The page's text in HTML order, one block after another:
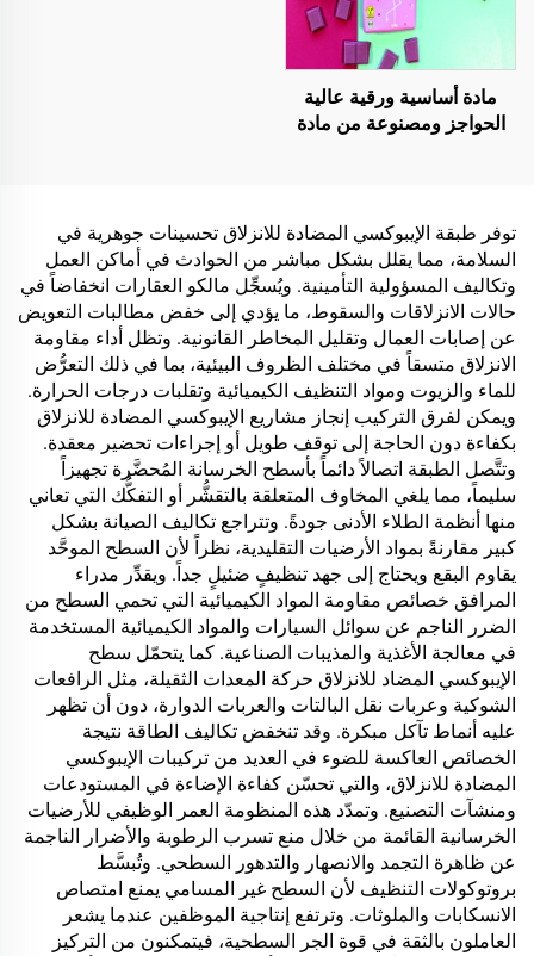
مادة أساسية ورقية عالية
الحواجز ومصنوعة من مادة
والمعجنات والتوابل
توفر طبقة الإيبوكسي المضادة للانزلاق تحسينات جوهرية في
السلامة، مما يقلل بشكل مباشر من الحوادث في أماكن العمل
وتكاليف المسؤولية التأمينية. ويُسجِّل مالكو العقارات انخفاضاً في
حالات الانزلاقات والسقوط، ما يؤدي إلى خفض مطالبات التعويض
عن إصابات العمال وتقليل المخاطر القانونية. وتظل أداء مقاومة
الانزلاق متسقاً في مختلف الظروف البيئية، بما في ذلك التعرُّض
للماء والزيوت ومواد التنظيف الكيميائية وتقلبات درجات الحرارة.
ويمكن لفرق التركيب إنجاز مشاريع الإيبوكسي المضادة للانزلاق
بكفاءة دون الحاجة إلى توقف طويل أو إجراءات تحضير معقدة.
وتتَّصل الطبقة اتصالاً دائماً بأسطح الخرسانة المُحضَّرة تجهيزاً
سليماً، مما يلغي المخاوف المتعلقة بالتقشُّر أو التفكُّك التي تعاني
منها أنظمة الطلاء الأدنى جودةً. وتتراجع تكاليف الصيانة بشكل
كبير مقارنةً بمواد الأرضيات التقليدية، نظراً لأن السطح الموحَّد
يقاوم البقع ويحتاج إلى جهد تنظيفٍ ضئيلٍ جداً. ويقدِّر مدراء
المرافق خصائص مقاومة المواد الكيميائية التي تحمي السطح من
الضرر الناجم عن سوائل السيارات والمواد الكيميائية المستخدمة
في معالجة الأغذية والمذيبات الصناعية. كما يتحمّل سطح
الإيبوكسي المضاد للانزلاق حركة المعدات الثقيلة، مثل الرافعات
الشوكية وعربات نقل البالتات والعربات الدوارة، دون أن تظهر
عليه أنماط تآكل مبكرة. وقد تنخفض تكاليف الطاقة نتيجة
الخصائص العاكسة للضوء في العديد من تركيبات الإيبوكسي
المضادة للانزلاق، والتي تحسّن كفاءة الإضاءة في المستودعات
ومنشآت التصنيع. وتمدّد هذه المنظومة العمر الوظيفي للأرضيات
الخرسانية القائمة من خلال منع تسرب الرطوبة والأضرار الناجمة
عن ظاهرة التجمد والانصهار والتدهور السطحي. وتُبسَّط
بروتوكولات التنظيف لأن السطح غير المسامي يمنع امتصاص
الانسكابات والملوثات. وترتفع إنتاجية الموظفين عندما يشعر
العاملون بالثقة في قوة الجر السطحية، فيتمكنون من التركيز